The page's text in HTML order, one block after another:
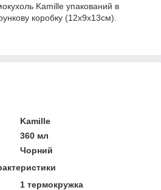
Kamille упакований в
коробку (12х9х13см).
Kamille
360 мл
Чорний
1 термокружка